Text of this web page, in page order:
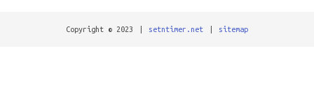
Copyright © 2023 setntimer.net sitemap